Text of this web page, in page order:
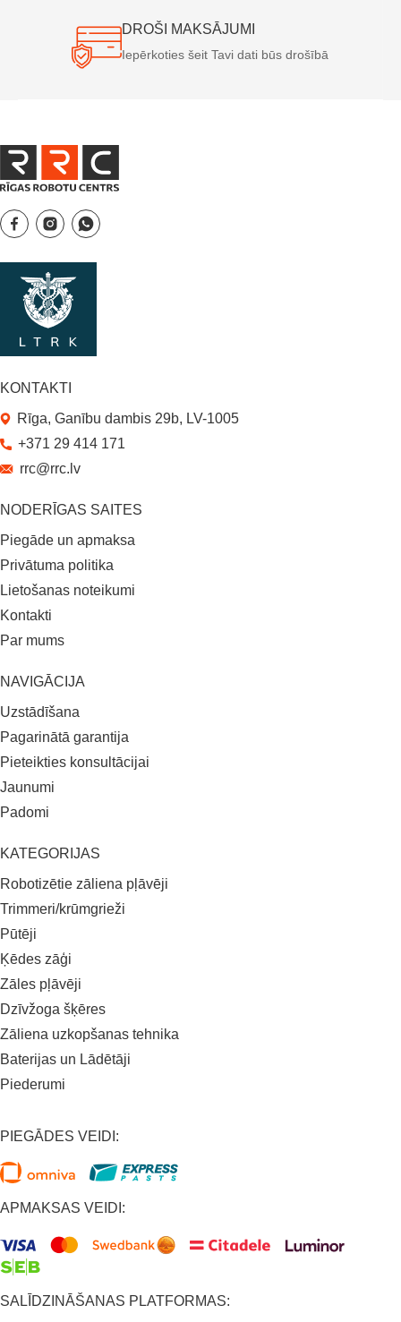
DROŠI MAKSĀJUMI
Iepērkoties šeit Tavi dati būs drošībā
KATEGORIJAS
Robotizētie zāliena pļāvēji
Trimmeri/krūmgrieži
Pūtēji
Ķēdes zāģi
Zāles pļāvēji
Dzīvžoga šķēres
Zāliena uzkopšanas tehnika
Baterijas un Lādētāji
Piederumi
NAVIGĀCIJA
Uzstādīšana
Pagarinātā garantija
Pieteikties konsultācijai
Jaunumi
Padomi
NODERĪGAS SAITES
Piegāde un apmaksa
Privātuma politika
Lietošanas noteikumi
Kontakti
Par mums
KONTAKTI
Rīga, Ganību dambis 29b, LV-1005
+371 29 414 171
rrc@rrc.lv
PIEGĀDES VEIDI:
APMAKSAS VEIDI:
SALĪDZINĀŠANAS PLATFORMAS: